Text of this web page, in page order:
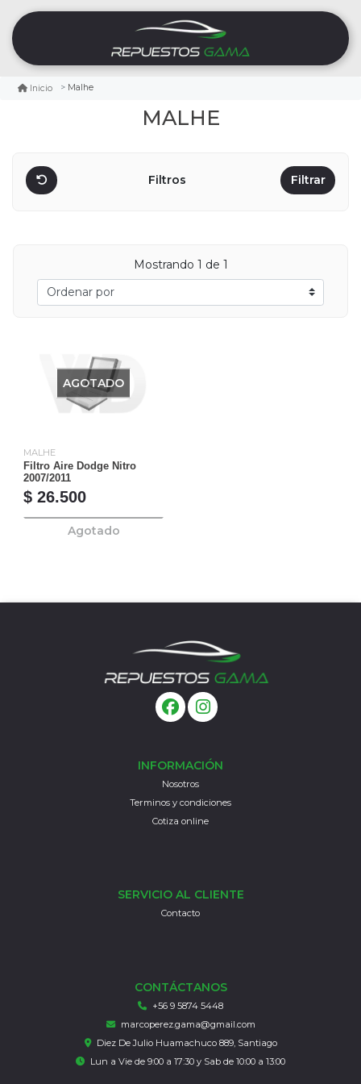
Inicio Malhe
MALHE
Filtros Filtrar
Mostrando 1 de 1
AGOTADO
MALHE
Filtro Aire Dodge Nitro
2007/2011
$ 26.500
Agotado
INFORMACIÓN
Nosotros
Terminos y condiciones
Cotiza online
SERVICIO AL CLIENTE
Contacto
CONTÁCTANOS
+56 9 5874 5448
marcoperez.gama@gmail.com
Diez De Julio Huamachuco 889, Santiago
Lun a Vie de 9:00 a 17:30 y Sab de 10:00 a 13:00